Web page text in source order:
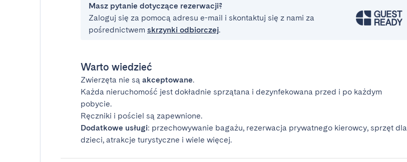
Masz pytanie dotyczące rezerwacji?
Zaloguj się za pomocą adresu e-mail i skontaktuj się z nami za
pośrednictwem skrzynki odbiorczej.
Warto wiedzieć
Zwierzęta nie są akceptowane.
Każda nieruchomość jest dokładnie sprzątana i dezynfekowana przed i po każdym
pobycie.
Ręczniki i pościel są zapewnione.
Dodatkowe usługi: przechowywanie bagażu, rezerwacja prywatnego kierowcy, sprzęt dla
dzieci, atrakcje turystyczne i wiele więcej.